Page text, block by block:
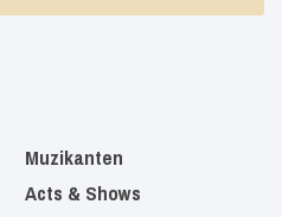
Muzikanten
Acts & Shows